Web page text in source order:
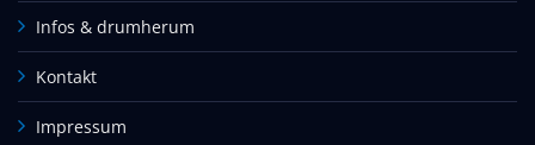
Infos & drumherum
Kontakt
Impressum